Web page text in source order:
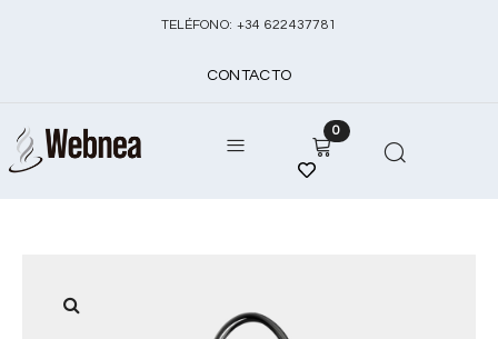
TELÉFONO: +34 622437781
CONTACTO
0